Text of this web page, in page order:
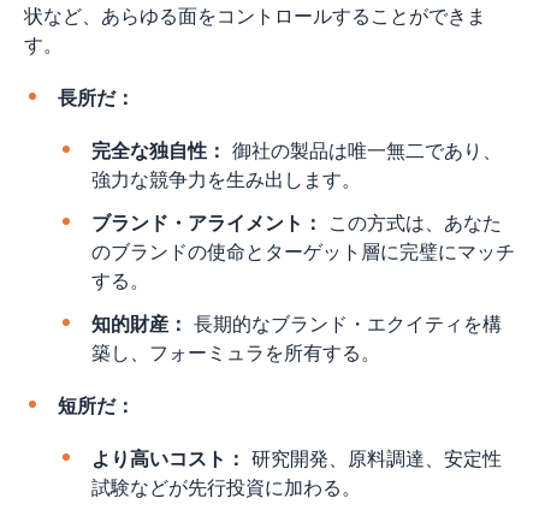
状など、あらゆる面をコントロールすることができま
す。
長所だ：
完全な独自性： 御社の製品は唯一無二であり、
強力な競争力を生み出します。
ブランド・アライメント：
この方式は、あなた
のブランドの使命とターゲット層に完璧にマッチ
する。
知的財産： 長期的なブランド・エクイティを構
築し、フォーミュラを所有する。
短所だ：
より高いコスト： 研究開発、原料調達、安定性
試験などが先行投資に加わる。